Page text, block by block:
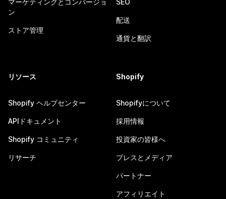
マーケティングとコンバージョ
ン
ストア管理
SEO
配送
通貨と翻訳
リソース
Shopify ヘルプセンター
APIドキュメント
Shopify コミュニティ
リサーチ
Shopify
Shopifyについて
採用情報
投資家の皆様へ
プレスとメディア
パートナー
アフィリエイト